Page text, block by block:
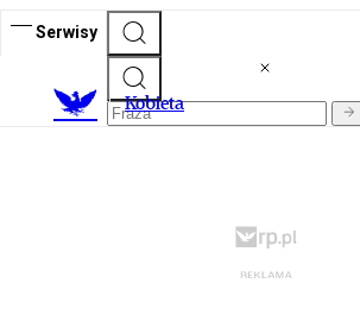
Serwisy
Kobieta